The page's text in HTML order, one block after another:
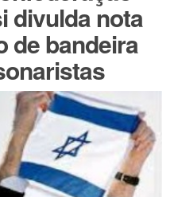
divulda nota
de bandeira